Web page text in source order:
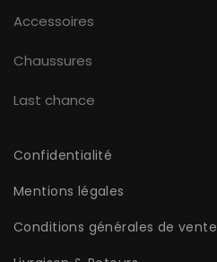
Accessoires
Chaussures
Last chance
Confidentialité
Mentions légales
Conditions générales de vente